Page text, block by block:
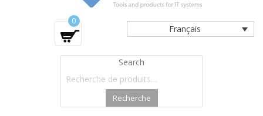
Tools and products for office systems
Français
0
Search
Recherche